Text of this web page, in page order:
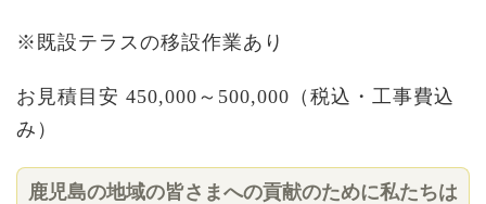
※既設テラスの移設作業あり
お見積目安 450,000 ～ 500,000 （税込・工事費込
み）
鹿児島の地域の皆さまへの貢献のために私たちは